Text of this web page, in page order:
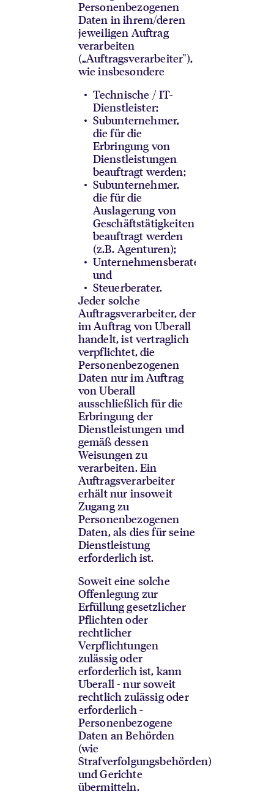
Personenbezogenen
Daten in ihrem/deren
jeweiligen Auftrag
verarbeiten
(„Auftragsverarbeiter"),
wie insbesondere
Technische / IT-
Dienstleister;
Subunternehmer,
die für die
Erbringung von
Dienstleistungen
beauftragt werden;
Subunternehmer,
die für die
Auslagerung von
Geschäftstätigkeiten
beauftragt werden
(z.B. Agenturen);
Unternehmensberater;
und
Steuerberater.
Jeder solche
Auftragsverarbeiter, der
im Auftrag von Uberall
handelt, ist vertraglich
verpflichtet, die
Personenbezogenen
Daten nur im Auftrag
von Uberall
ausschließlich für die
Erbringung der
Dienstleistungen und
gemäß dessen
Weisungen zu
verarbeiten. Ein
Auftragsverarbeiter
erhält nur insoweit
Zugang zu
Personenbezogenen
Daten, als dies für seine
Dienstleistung
erforderlich ist.
Soweit eine solche
Offenlegung zur
Erfüllung gesetzlicher
Pflichten oder
rechtlicher
Verpflichtungen
zulässig oder
erforderlich ist, kann
Uberall - nur soweit
rechtlich zulässig oder
erforderlich -
Personenbezogene
Daten an Behörden
(wie
Strafverfolgungsbehörden)
und Gerichte
übermitteln.